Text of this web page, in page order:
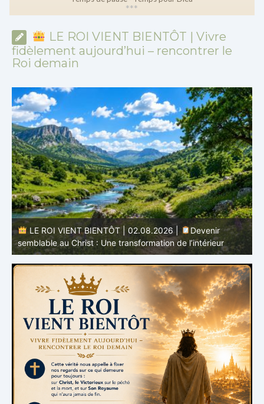
***
LE ROI VIENT BIENTÔT | Vivre
fidèlement aujourd’hui – rencontrer le
Roi demain
LE ROI VIENT BIENTÔT | 01.08.2026 |
L’espérance
qui purifie : Être prêt pour Jésus